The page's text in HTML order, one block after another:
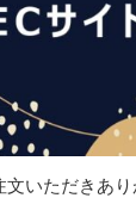
いただきあり